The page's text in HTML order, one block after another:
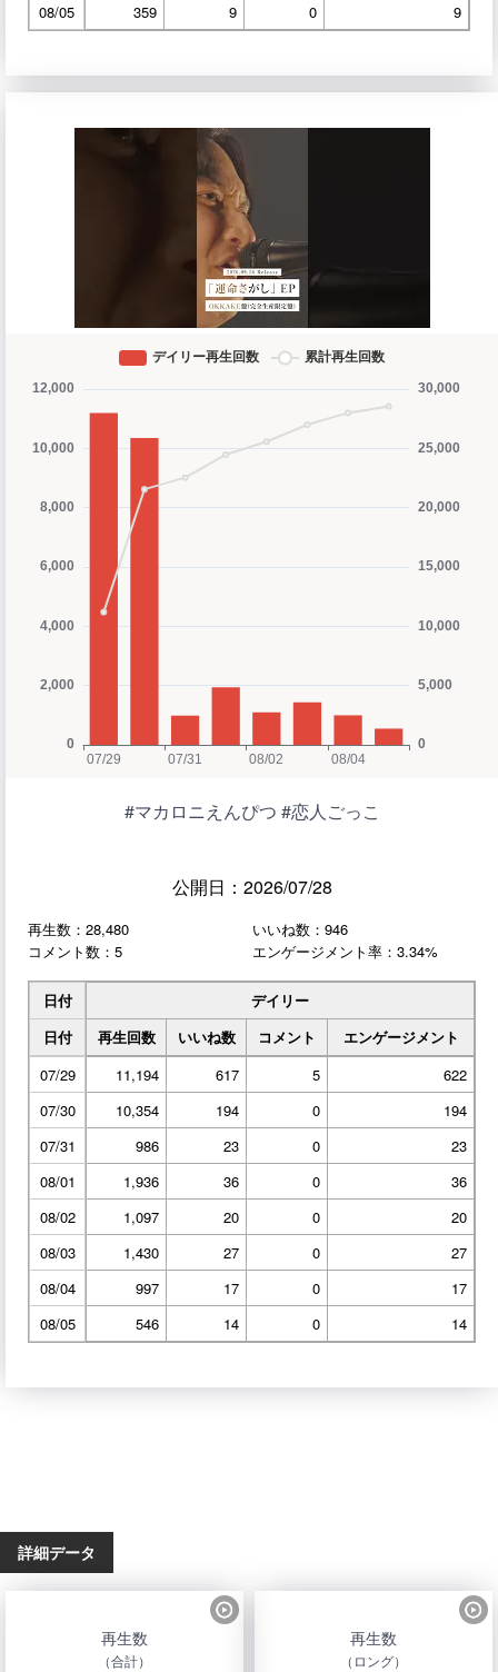
08/05 359 9 0 9
#マカロニえんぴつ #恋人ごっこ
公開日：2026/07/28
再生数：28,480
いいね数：946
コメント数：5
エンゲージメント率：3.34%
日付
デイリー
日付
再生回数 いいね数 コメント
エンゲージメント
07/29
11,194 617 5
622
07/30
10,354 194 0
194
07/31
986 23 0
23
08/01
1,936 36 0
36
08/02
1,097 20 0
20
08/03
1,430 27 0
27
08/04
997 17 0
17
08/05
546 14 0 14
詳細データ
再生数
（合計）
再生数
（ロング）